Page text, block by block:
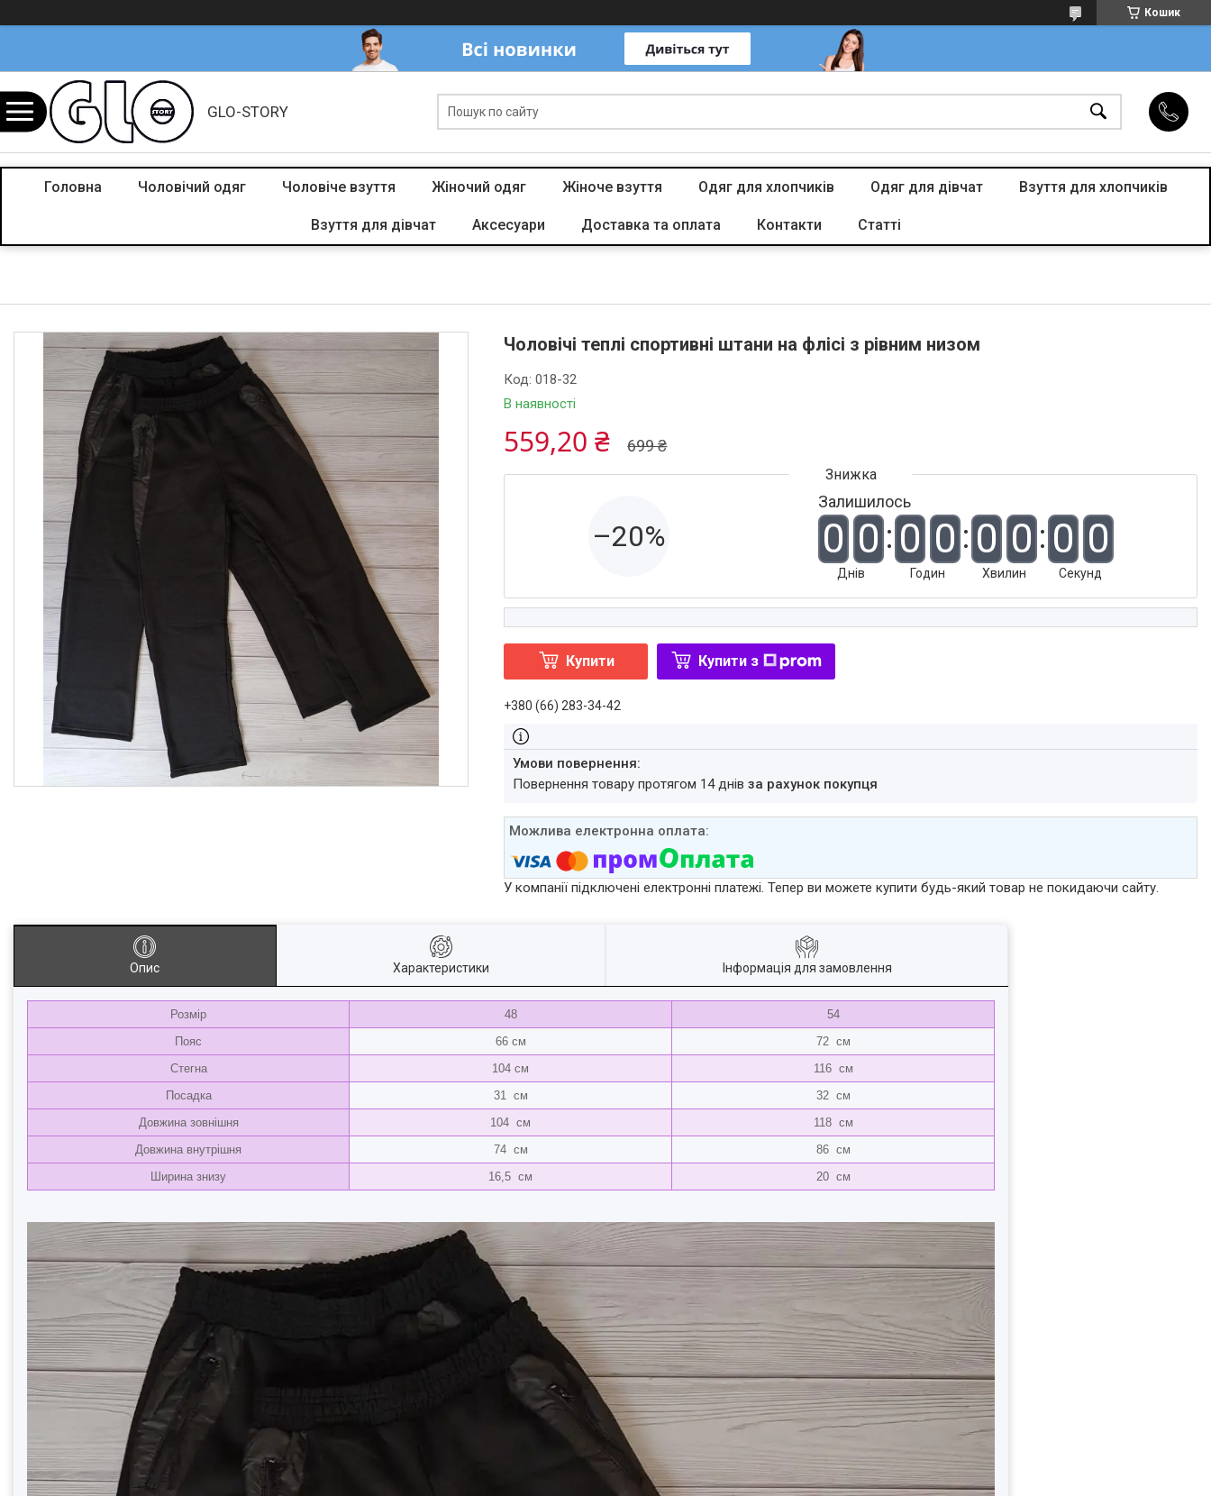
Кошик
GLO-STORY
Головна Чоловічий одяг Чоловіче взуття Жіночий одяг Жіноче взуття Одяг для хлопчиків Одяг для дівчат Взуття для хлопчиків
Взуття для дівчат Аксесуари Доставка та оплата Контакти Статті
Чоловічі теплі спортивні штани на флісі з рівним низом
В наявності
Код:018-32
699 ₴
559,20 ₴
–20%
Залишилось
0 0
Днів
0 0
Годин
0 0
Хвилин
0 0
Секунд
Купити Купити з
+380 (66) 283-34-42
повернення товару протягом 14 днівза рахунок покупця
У компанії підключені електронні платежі. Тепер ви можете купити будь-який товар не покидаючи сайту.
Опис Характеристики Інформація для замовлення
Розмір 48
54
Пояс
66 см
72 см
Стегна
104 см
116 см
Посадка
31 см
32 см
Довжина зовнішня
104 см
118 см
Довжина внутрішня
74 см
86 см
Ширина знизу
16,5 см 20 см